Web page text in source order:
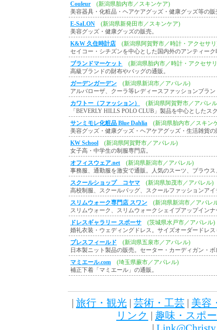
Couleur
(新潟県胎内市／スキンケア)
美容器具・化粧品・ヘアケアグッズ・健康グッズ等の販
E-SaLON
(新潟県新発田市／スキンケア)
美容グッズ・健康グッズの販売。
K&W 久住時計店
(新潟県阿賀野市／時計・アクセサ
セイコー・シチズンを中心とした国内外のアンティー
ブランドマーケット
(新潟県胎内市／時計・アクセサ
高級ブランドの財布やバッグの通販。
ガーデンガーデン
(新潟県新潟市／アパレル)
アルバローザ、クーラ等レディースファッションブラ
カワトー（ファッション）
(新潟県阿賀野市／アパレ
「BEVERLY HILLS POLO CLUB」製品を中心としたス
サンミモレ化粧品 Blue Dahlia
(新潟県胎内市／スキン
美容グッズ・健康グッズ・ヘアケアグッズ・生活雑貨の
KW School
(新潟県阿賀野市／アパレル)
女子高・中学生の制服専門店。
オフィスウェア.net
(新潟県新潟市／アパレル)
事務服、通勤服を激安で通販。人気のスーツ、ブラウ
スクールショップ コヤマ
(新潟県加茂市／アパレル)
高校制服、スクールバッグ、スクールファッションアイ
スリムウォーク専門店 スワン
(新潟県新潟市／アパレ
スリムウォーク、スリムウォークシェイプアップイン
ドレスギャラリー スポーサ
(茨城県水戸市／アパレル)
婚礼衣装・ウェディングドレス。サイズオーダードレス
プレスフィールド
(新潟県五泉市／アパレル)
日本製ニット製品の販売。セーター・カーディガン・
マミエール.com
(埼玉県蕨市／アパレル)
補正下着「マミエール」の通販。
| 旅行・観光 | 芸術・工芸 | 美容
リンク | 趣味・スポ